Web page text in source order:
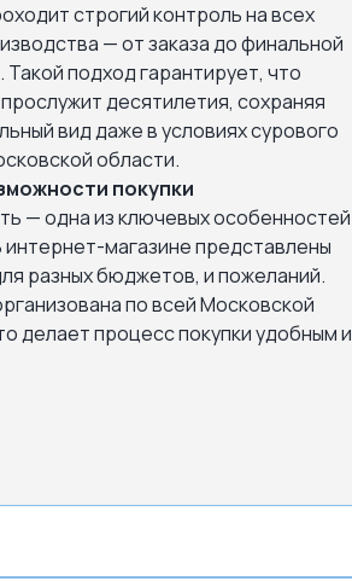
строгий контроль на всех
— от заказа до финальной
подход гарантирует, что
десятилетия, сохраняя
вид даже в условиях сурового
области.
покупки
— одна из ключевых особенностей
интернет-магазине представлены
разных бюджетов, и пожеланий.
по всей Московской
делает процесс покупки удобным и